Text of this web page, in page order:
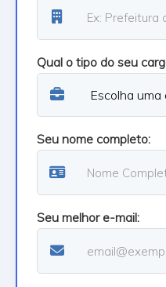
Qual o tipo do seu
Seu nome completo:
Seu melhor e-mail: